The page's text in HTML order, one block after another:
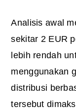
Analisis awal
sekitar 2 EUR
lebih rendah
menggunakan
distribusi
tersebut